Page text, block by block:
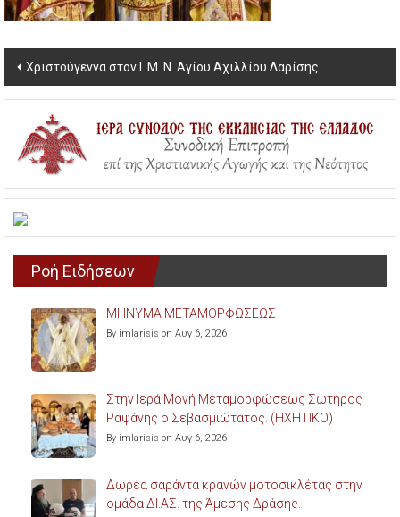
Post
navigation
Χριστούγεννα στον Ι. Μ. Ν. Αγίου Αχιλλίου Λαρίσης
Ροή Ειδήσεων
ΜΗΝΥΜΑ ΜΕΤΑΜΟΡΦΩΣΕΩΣ
By imlarisis on Αυγ 6, 2026
Στην Ιερά Μονή Μεταμορφώσεως Σωτήρος
Ραψάνης ο Σεβασμιώτατος. (ΗΧΗΤΙΚΟ)
By imlarisis on Αυγ 6, 2026
Δωρέα σαράντα κρανών μοτοσικλέτας στην
ομάδα ΔΙ.ΑΣ. της Άμεσης Δράσης.